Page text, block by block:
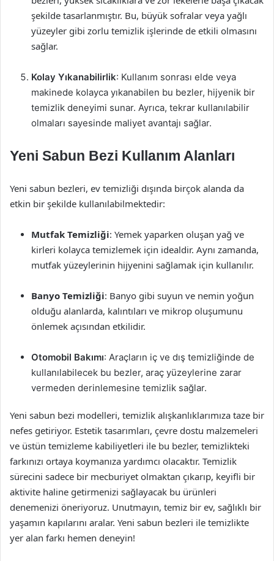
şekilde tasarlanmıştır. Bu, büyük sofralar veya yağlı
yüzeyler gibi zorlu temizlik işlerinde de etkili olmasını
sağlar.
Kolay Yıkanabilirlik: Kullanım sonrası elde veya
makinede kolayca yıkanabilen bu bezler, hijyenik bir
temizlik deneyimi sunar. Ayrıca, tekrar kullanılabilir
olmaları sayesinde maliyet avantajı sağlar.
Yeni Sabun Bezi Kullanım Alanları
Yeni sabun bezleri, ev temizliği dışında birçok alanda da
etkin bir şekilde kullanılabilmektedir:
Mutfak Temizliği: Yemek yaparken oluşan yağ ve
kirleri kolayca temizlemek için idealdir. Aynı zamanda,
mutfak yüzeylerinin hijyenini sağlamak için kullanılır.
Banyo Temizliği: Banyo gibi suyun ve nemin yoğun
olduğu alanlarda, kalıntıları ve mikrop oluşumunu
önlemek açısından etkilidir.
Otomobil Bakımı: Araçların iç ve dış temizliğinde de
kullanılabilecek bu bezler, araç yüzeylerine zarar
vermeden derinlemesine temizlik sağlar.
Yeni sabun bezi modelleri, temizlik alışkanlıklarımıza taze bir
nefes getiriyor. Estetik tasarımları, çevre dostu malzemeleri
ve üstün temizleme kabiliyetleri ile bu bezler, temizlikteki
farkınızı ortaya koymanıza yardımcı olacaktır. Temizlik
sürecini sadece bir mecburiyet olmaktan çıkarıp, keyifli bir
aktivite haline getirmenizi sağlayacak bu ürünleri
denemenizi öneriyoruz. Unutmayın, temiz bir ev, sağlıklı bir
yaşamın kapılarını aralar. Yeni sabun bezleri ile temizlikte
yer alan farkı hemen deneyin!